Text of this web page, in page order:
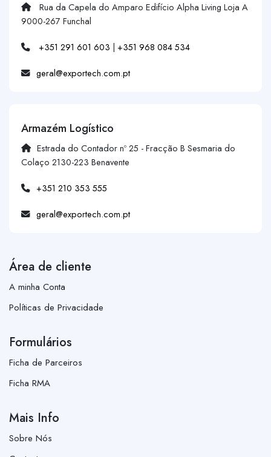
Rua da Capela do Amparo Edifício Alpha Living Loja A
9000-267 Funchal
+351 291 601 603 | +351 968 084 534
geral@exportech.com.pt
Armazém Logístico
Estrada do Contador nº 25 - Fracção B Sesmaria do
Colaço 2130-223 Benavente
+351 210 353 555
geral@exportech.com.pt
Área de cliente
A minha Conta
Políticas de Privacidade
Formulários
Ficha de Parceiros
Ficha RMA
Mais Info
Sobre Nós